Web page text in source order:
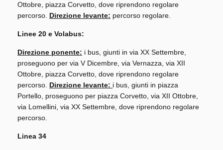
Ottobre, piazza Corvetto, dove riprendono regolare
percorso. Direzione levante: percorso regolare.
Linee 20 e Volabus:
Direzione ponente: i bus, giunti in via XX Settembre,
proseguono per via V Dicembre, via Vernazza, via XII
Ottobre, piazza Corvetto, dove riprendono regolare
percorso. Direzione levante: i bus, giunti in piazza
Portello, proseguono per piazza Corvetto, via XII Ottobre,
via Lomellini, via XX Settembre, dove riprendono regolare
percorso.
Linea 34